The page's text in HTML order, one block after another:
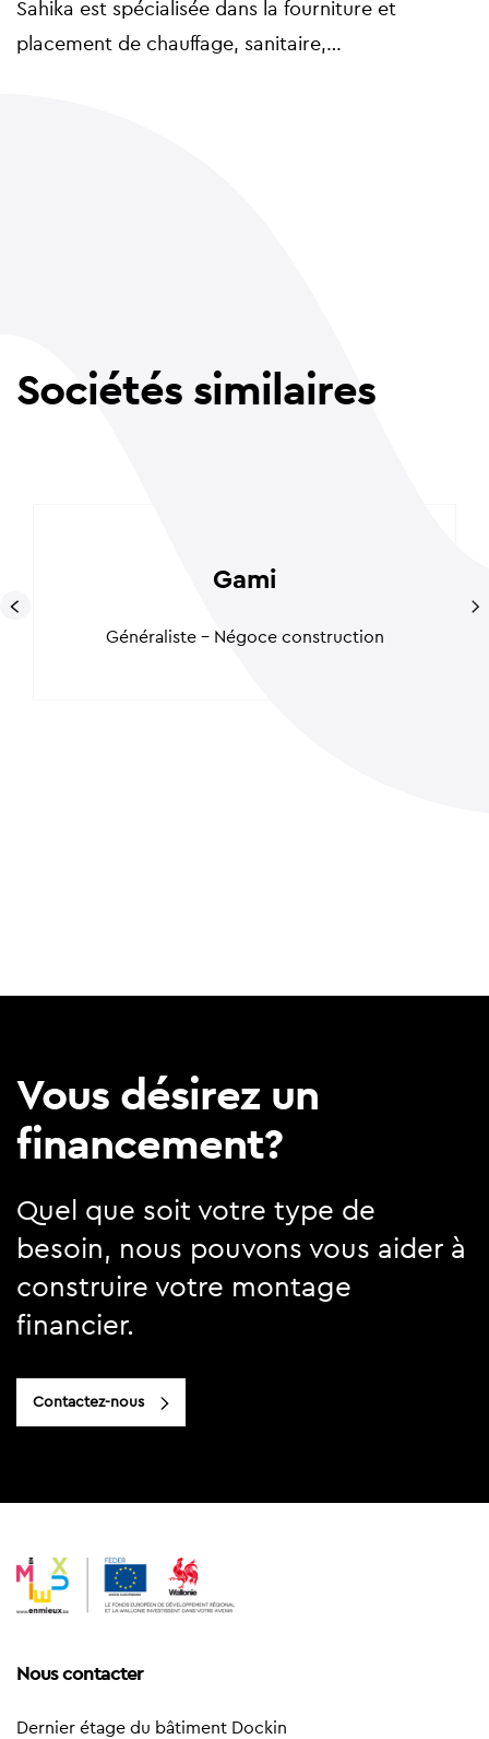
Sahika est spécialisée dans la fourniture et
placement de chauffage, sanitaire,…
Sociétés similaires
Gami
Généraliste - Négoce construction
Vous désirez un
financement?
Quel que soit votre type de
besoin, nous pouvons vous aider à
construire votre montage
financier.
Contactez-nous
Nous contacter
Dernier étage du bâtiment Dockin